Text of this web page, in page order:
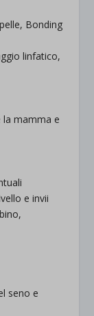
Bonding
linfatico,
la mamma e
e invii
seno e